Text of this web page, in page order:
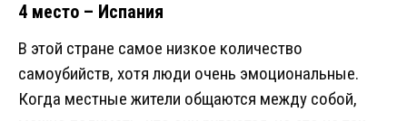
4 место – Испания
В этой стране самое низкое количество
самоубийств, хотя люди очень эмоциональные.
Когда местные жители общаются между собой,